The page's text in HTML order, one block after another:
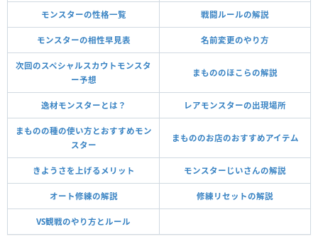
モンスターの性格一覧 戦闘ルールの解説
モンスターの相性早見表 名前変更のやり方
次回のスペシャルスカウトモンスタ
ー予想
まもののほこらの解説
逸材モンスターとは？ レアモンスターの出現場所
まものの種の使い方とおすすめモン
スター
まもののお店のおすすめアイテム
きようさを上げるメリット モンスターじいさんの解説
オート修練の解説 修練リセットの解説
VS観戦のやり方とルール